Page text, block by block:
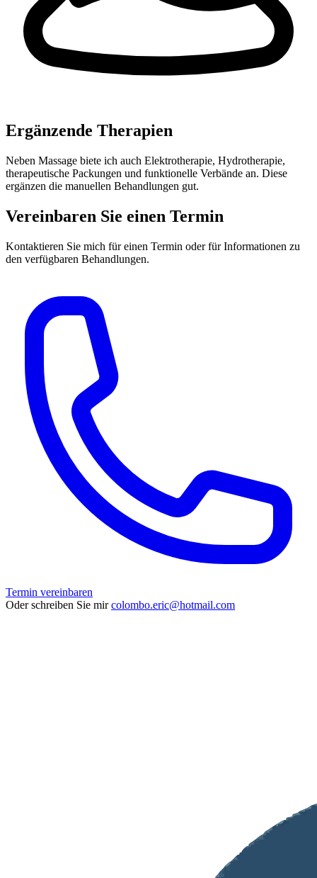
Ergänzende Therapien
Neben Massage biete ich auch Elektrotherapie, Hydrotherapie,
therapeutische Packungen und funktionelle Verbände an. Diese
ergänzen die manuellen Behandlungen gut.
Vereinbaren Sie einen Termin
Kontaktieren Sie mich für einen Termin oder für Informationen zu
den verfügbaren Behandlungen.
Termin vereinbaren
Oder schreiben Sie mircolombo.eric@hotmail.com